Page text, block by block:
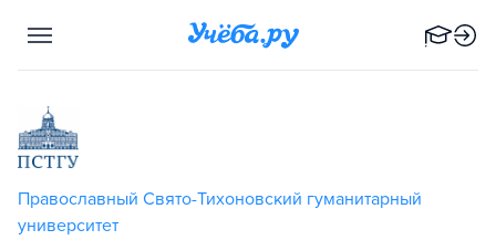
Православный Свято-Тихоновский гуманитарный
университет